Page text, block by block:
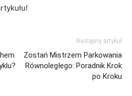
Następny artykuł
Zostań Mistrzem Parkowania
Równoległego: Poradnik Krok
po Kroku